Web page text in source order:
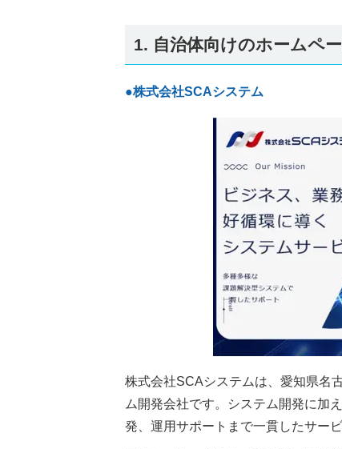
1. 自治体向けのホームペ
●株式会社SCAシステム
株式会社SCAシステムは、愛知県名
ム開発会社です。システム開発に加
発、運用サポートまで一貫したサー